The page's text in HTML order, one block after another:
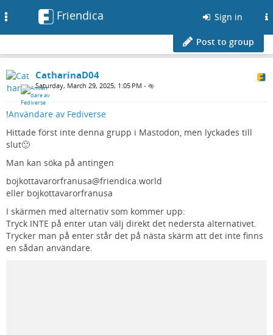
Friendica Sign in
Post to group
CatharinaD04
Saturday, March 29, 2025, 1:05 PM •
!Användare av Fediverse
Hittade först inte denna grupp i Mastodon, men lyckades till
slut🙂
Man kan söka på antingen
bojkottavarorfranusa@friendica.world
eller bojkottavarorfranusa
I skärmen med alternativ som kommer upp:
Tryck INTE på enter utan välj direkt det nedersta alternativet.
Trycker man på enter står det på nästa skärm att det inte finns
en sådan användare.